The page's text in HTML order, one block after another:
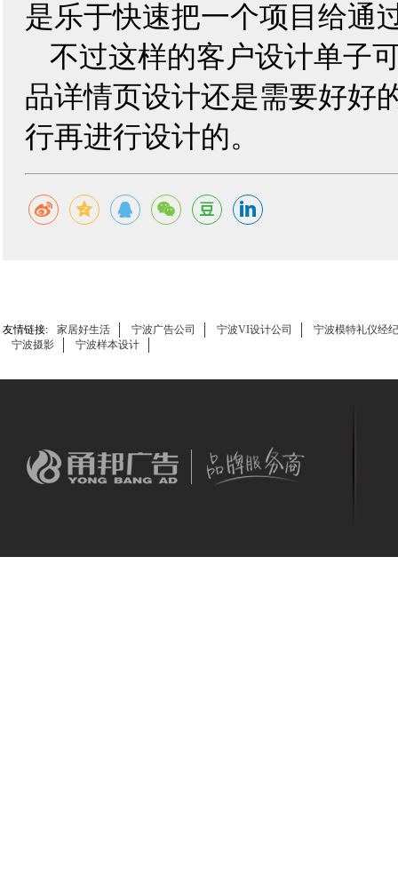
是乐于快速把一个项目给通
不过这样的客户设计单子
品详情页设计还是需要好好
行再进行设计的。
友情链接: 家居好生活 宁波广告公司 宁波VI设计公司
宁波模特礼仪经
宁波摄影
宁波样本设计